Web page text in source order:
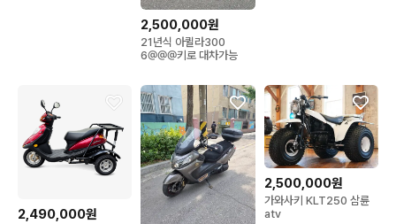
2,500,000원
21년식 아퀼라300
6@@@키로 대차가능
2,490,000원
2,500,000원
가와사키 KLT250 삼륜
atv